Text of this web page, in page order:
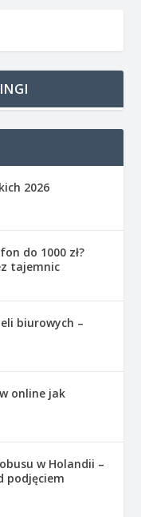
2026
do 1000 zł?
tajemnic
biurowych –
online jak
w Holandii –
podjęciem